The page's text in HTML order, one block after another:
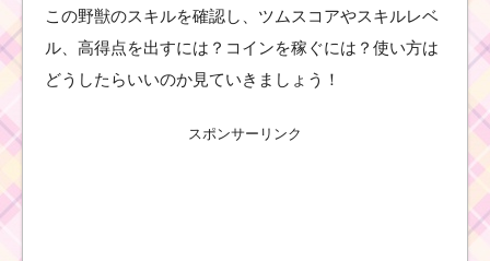
この野獣のスキルを確認し、ツムスコアやスキルレベ
ル、高得点を出すには？コインを稼ぐには？使い方は
どうしたらいいのか見ていきましょう！
スポンサーリンク